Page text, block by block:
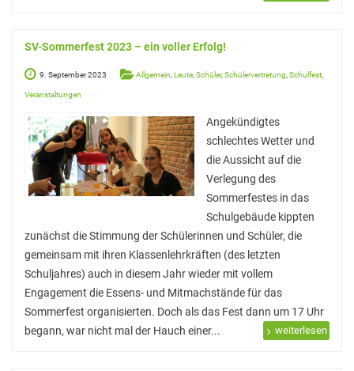
Unterrichtszeiten
Kooperationen
IT & Print
Musikschule
Stadtbücherei
Förderverein
Ziele des Fördervereins
Sitzungen und Protokolle
Neue Fünftklässler*innen
SV-Sommerfest 2023 – ein voller Erfolg!
9. September 2023 Allgemein Leute Schüler,Schülervertretung Schulfest
Veranstaltungen
Angekündigtes
schlechtes Wetter und
die Aussicht auf die
Verlegung des
Sommerfestes in das
Schulgebäude kippten
zunächst die Stimmung der Schülerinnen und Schüler, die
gemeinsam mit ihren Klassenlehrkräften (des letzten
Schuljahres) auch in diesem Jahr wieder mit vollem
Engagement die Essens- und Mitmachstände für das
Sommerfest organisierten. Doch als das Fest dann um 17 Uhr
begann, war nicht mal der Hauch einer...
weiterlesen